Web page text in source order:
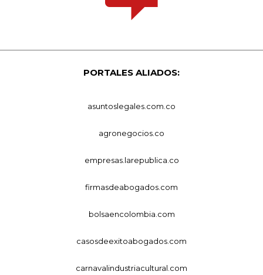
PORTALES ALIADOS:
asuntoslegales.com.co
agronegocios.co
empresas.larepublica.co
firmasdeabogados.com
bolsaencolombia.com
casosdeexitoabogados.com
carnavalindustriacultural.com